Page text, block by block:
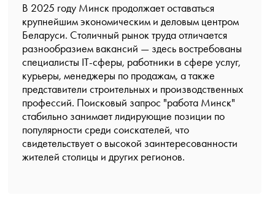
В 2025 году Минск продолжает оставаться
крупнейшим экономическим и деловым центром
Беларуси. Столичный рынок труда отличается
разнообразием вакансий — здесь востребованы
специалисты IT-сферы, работники в сфере услуг,
курьеры, менеджеры по продажам, а также
представители строительных и производственных
профессий. Поисковый запрос "работа Минск"
стабильно занимает лидирующие позиции по
популярности среди соискателей, что
свидетельствует о высокой заинтересованности
жителей столицы и других регионов.